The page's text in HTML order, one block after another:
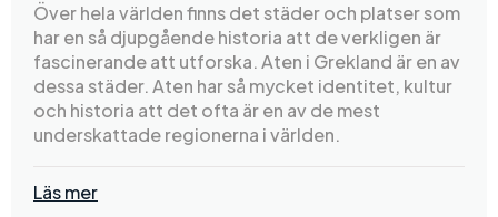
Över hela världen finns det städer och platser som
har en så djupgående historia att de verkligen är
fascinerande att utforska. Aten i Grekland är en av
dessa städer. Aten har så mycket identitet, kultur
och historia att det ofta är en av de mest
underskattade regionerna i världen.
Läs mer